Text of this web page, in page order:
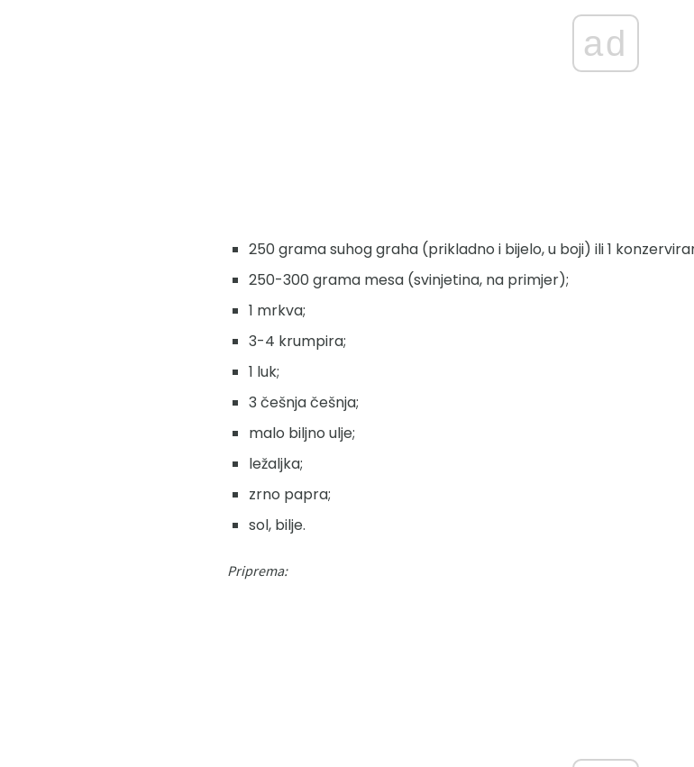
ad
250 grama suhog graha (prikladno i bijelo, u boji) ili 1
250-300 grama mesa (svinjetina, na primjer);
1 mrkva;
3-4 krumpira;
1 luk;
3 češnja češnja;
malo biljno ulje;
ležaljka;
zrno papra;
sol, bilje.
Priprema: